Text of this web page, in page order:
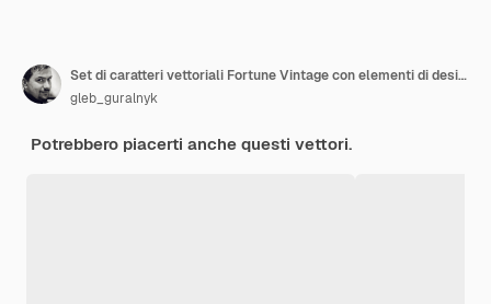
Set di caratteri vettoriali Fortune Vintage con elementi di design decorativi, lettere M, N
gleb_guralnyk
Potrebbero piacerti anche questi vettori.